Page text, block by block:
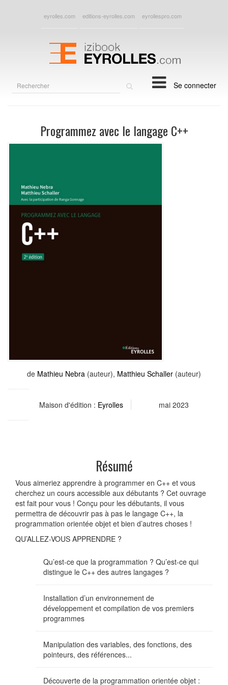
eyrolles.com editions-eyrolles.com eyrollespro.com
Se connecter
Programmez avec le langage C++
de Mathieu Nebra (auteur), Matthieu Schaller (auteur)
Maison d'édition : Eyrolles mai 2023
Résumé
Vous aimeriez apprendre à programmer en C++ et vous
cherchez un cours accessible aux débutants ? Cet ouvrage
est fait pour vous ! Conçu pour les débutants, il vous
permettra de découvrir pas à pas le langage C++, la
programmation orientée objet et bien d’autres choses !
QU’ALLEZ-VOUS APPRENDRE ?
Qu’est-ce que la programmation ? Qu’est-ce qui
distingue le C++ des autres langages ?
Installation d’un environnement de
développement et compilation de vos premiers
programmes
Manipulation des variables, des fonctions, des
pointeurs, des références...
Découverte de la programmation orientée objet :